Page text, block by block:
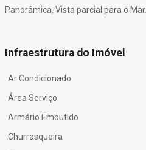
Panorâmica, Vista parcial para o Mar.
Infraestrutura do Imóvel
Ar Condicionado
Área Serviço
Armário Embutido
Churrasqueira